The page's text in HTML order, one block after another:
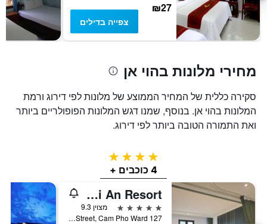
₪27
צפייה בדילים
מחירי מלונות בהוי אן
סקירה כללית של המחיר הממוצע של מלונות לפי דירוג ורמת
המלונות בהוי אן. בנוסף, שמנו דגש המלונות הפופולריים ביותר
ואת התמורה הטובה ביותר לפי דירוג.
4 כוכבים
4 כוכבים +
Bel Marina Hoi An Resort
5 כוכבים
מצוין 9.3
127 Nguyen Phuc Tan Street, Cam Pho Ward, הוי אן, וייטנאם